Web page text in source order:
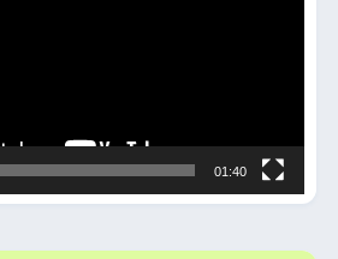
01:40